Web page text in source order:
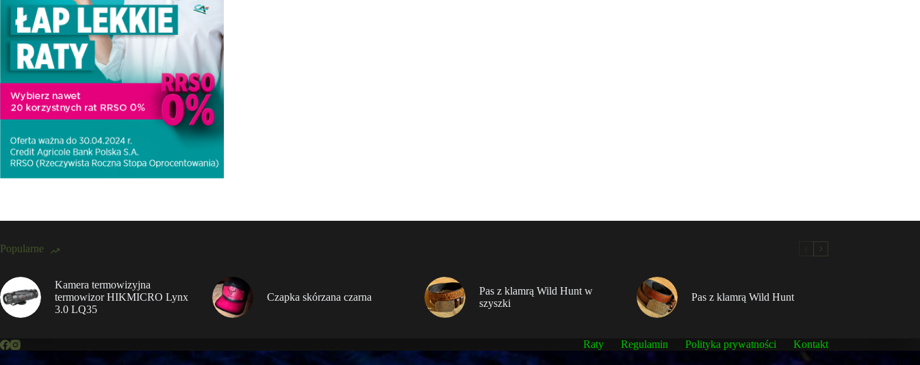
Popularne
Kamera termowizyjna
termowizor HIKMICRO Lynx
3.0 LQ35
Czapka skórzana czarna
Pas z klamrą Wild Hunt w
szyszki
Pas z klamrą Wild Hunt
Raty Regulamin Polityka prywatności Kontakt